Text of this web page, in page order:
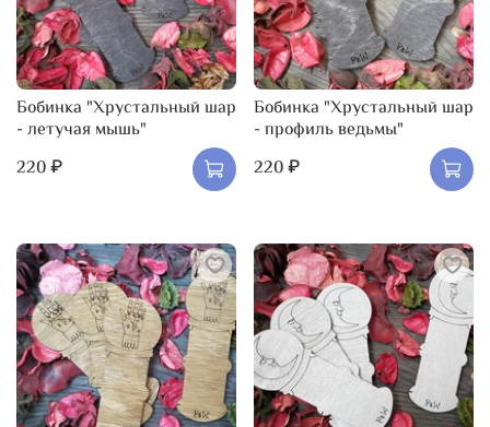
Бобинка "Хрустальный шар
- летучая мышь"
220 ₽
Бобинка "Хрустальный шар
- профиль ведьмы"
220 ₽